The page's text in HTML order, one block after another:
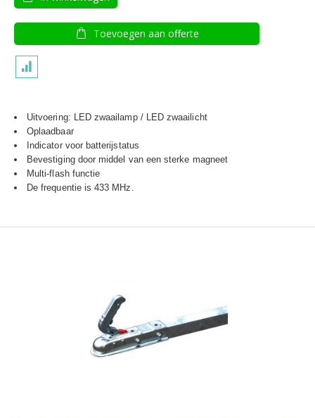
Toevoegen aan offerte
Uitvoering: LED zwaailamp / LED zwaailicht
Oplaadbaar
Indicator voor batterijstatus
Bevestiging door middel van een sterke magneet
Multi-flash functie
De frequentie is 433 MHz.